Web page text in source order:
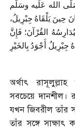
الله عَلَيه وسَلّم
حِينَ يَلْقَاهُ جِبْرِيلُ،
القُرْآنَ؛ فَإِنَّ
جِبْرِيلُ أَجْوَدُ بِالخَيْرِ
অর্থাৎ রাসূলুল্লাহ
সবচেয়ে দানশীল।
যখন জিবরীল তাঁর
তাঁর সঙ্গে